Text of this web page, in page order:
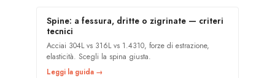
Spine: a fessura, dritte o zigrinate — criteri
tecnici
Acciai 304L vs 316L vs 1.4310, forze di estrazione,
elasticità. Scegli la spina giusta.
Leggi la guida →